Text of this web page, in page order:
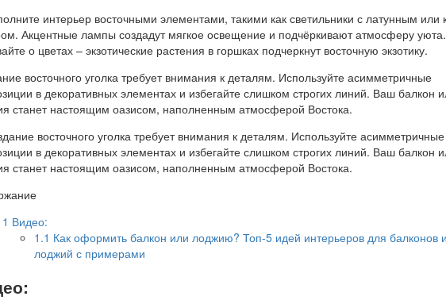
восточного уголка требует внимания к деталям. Используйте асимметричные
в декоративных элементах и избегайте слишком строгих линий. Ваш балкон
станет настоящим оазисом, наполненным атмосферой Востока.
1 Видео:
1.1 Как оформить балкон или лоджию? Топ-5 идей интерьеров для балконов и
лоджий с примерами